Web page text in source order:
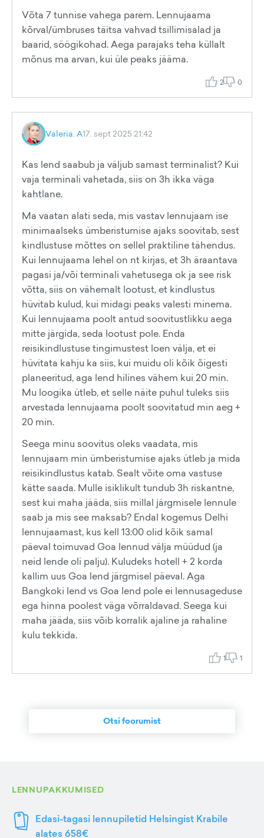
Võta 7 tunnise vahega parem. Lennujaama
kõrval/ümbruses täitsa vahvad tsillimisalad ja
baarid, söögikohad. Aega parajaks teha küllalt
mõnus ma arvan, kui üle peaks jääma.
2 0
Valeria. A17. sept 2025 21:42
Kas lend saabub ja väljub samast terminalist? Kui
vaja terminali vahetada, siis on 3h ikka väga
kahtlane.
Ma vaatan alati seda, mis vastav lennujaam ise
minimaalseks ümberistumise ajaks soovitab, sest
kindlustuse mõttes on sellel praktiline tähendus.
Kui lennujaama lehel on nt kirjas, et 3h äraantava
pagasi ja/või terminali vahetusega ok ja see risk
võtta, siis on vähemalt lootust, et kindlustus
hüvitab kulud, kui midagi peaks valesti minema.
Kui lennujaama poolt antud soovitustlikku aega
mitte järgida, seda lootust pole. Enda
reisikindlustuse tingimustest loen välja, et ei
hüvitata kahju ka siis, kui muidu oli kõik õigesti
planeeritud, aga lend hilines vähem kui 20 min.
Mu loogika ütleb, et selle näite puhul tuleks siis
arvestada lennujaama poolt soovitatud min aeg +
20 min.
Seega minu soovitus oleks vaadata, mis
lennujaam min ümberistumise ajaks ütleb ja mida
reisikindlustus katab. Sealt võite oma vastuse
kätte saada. Mulle isiklikult tundub 3h riskantne,
sest kui maha jääda, siis millal järgmisele lennule
saab ja mis see maksab? Endal kogemus Delhi
lennujaamast, kus kell 13:00 olid kõik samal
päeval toimuvad Goa lennud välja müüdud (ja
neid lende oli palju). Kuludeks hotell + 2 korda
kallim uus Goa lend järgmisel päeval. Aga
Bangkoki lend vs Goa lend pole ei lennusageduse
ega hinna poolest väga võrraldavad. Seega kui
maha jääda, siis võib korralik ajaline ja rahaline
kulu tekkida.
1 1
Otsi foorumist
LENNUPAKKUMISED
Edasi-tagasi lennupiletid Helsingist Krabile
alates 658€